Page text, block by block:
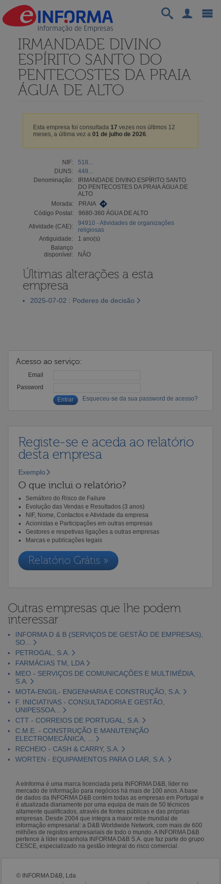
IRMANDADE DIVINO
ESPÍRITO SANTO DO
PENTECOSTES DA PRAIA
ÁGUA DE ALTO
Esta empresa foi consultada 17 vezes nos últimos 12
meses, a última vez a 01 de julho de 2026.
NIF:
518...
DUNS:
449...
Denominação:
IRMANDADE DIVINO ESPÍRITO SANTO
DO PENTECOSTES DA PRAIA ÁGUA DE
ALTO
Morada:
PRAIA
Código Postal:
9680-360 ÁGUA DE ALTO
Atividade (CAE):
94910 - Atividades de organizações
religiosas
Antiguidade:
1 ano(s)
Balanço
disponível:
NÃO
Últimas alterações a esta
empresa
2025-07-02 : Poderes de decisão
Acesso ao serviço:
Email
Password
Esqueceu-se da sua password de acesso?
Registe-se e aceda ao relatório
desta empresa
Exemplo
O que inclui o relatório?
Semáforo do Risco de Failure
Evolução das Vendas e Resultados (3 anos)
NIF, Nome, Contactos e Atividade da empresa
Acionistas e Participações em outras empresas
Gestores e respetivas ligações a outras empresas
Marcas e publicações legais
Relatório Grátis »
Outras empresas que lhe podem
interessar
INFORMA D & B (SERVIÇOS DE GESTÃO DE EMPRESAS),
SO...
PETROGAL, S.A.
FARMÁCIAS TM, LDA
MEO - SERVIÇOS DE COMUNICAÇÕES E MULTIMÉDIA,
S.A.
MOTA-ENGIL- ENGENHARIA E CONSTRUÇÃO, S.A.
F. INICIATIVAS - CONSULTADORIA E GESTÃO,
UNIPESSOA...
CTT - CORREIOS DE PORTUGAL, S.A.
C.M.E. - CONSTRUÇÃO E MANUTENÇÃO
ELECTROMECÂNICA, ...
RECHEIO - CASH & CARRY, S.A.
WORTEN - EQUIPAMENTOS PARA O LAR, S.A.
A eInforma é uma marca licenciada pela INFORMA D&B, líder no
mercado de informação para negócios há mais de 100 anos. A base
de dados da INFORMA D&B contém todas as empresas em Portugal e
é atualizada diariamente por uma equipa de mais de 50 técnicos
altamente qualificados, através de fontes públicas e das próprias
empresas. Desde 2004 que integra a maior rede mundial de
informação empresarial: a D&B Worldwide Network, com mais de 600
milhões de registos empresariais de todo o mundo. A INFORMA D&B
pertence à líder espanhola INFORMA D&B S.A. que faz parte do grupo
CESCE, especializado na gestão integral do risco comercial.
© INFORMA D&B, Lda